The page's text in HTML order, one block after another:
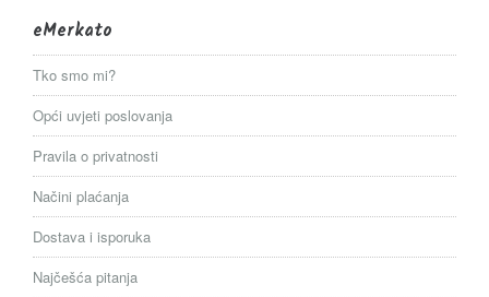
eMerkato
Tko smo mi?
Opći uvjeti poslovanja
Pravila o privatnosti
Načini plaćanja
Dostava i isporuka
Najčešća pitanja